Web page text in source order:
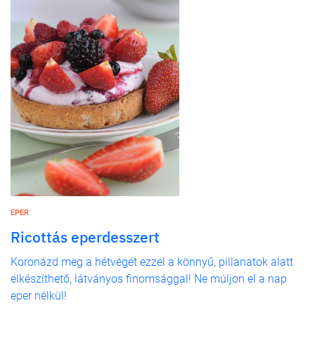
EPER
Ricottás eperdesszert
Koronázd meg a hétvégét ezzel a könnyű, pillanatok alatt
elkészíthető, látványos finomsággal! Ne múljon el a nap
eper nélkül!